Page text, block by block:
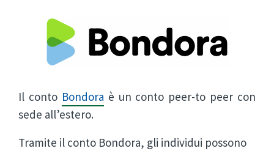
Il conto Bondora è un conto peer-to peer con
sede all’estero.
Tramite il conto Bondora, gli individui possono